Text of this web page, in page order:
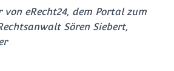
von eRecht24, dem Portal zum
Sören Siebert,